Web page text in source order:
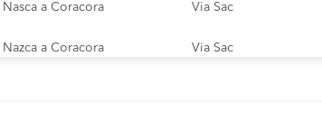
Nasca a Coracora Via Sac
Nazca a Coracora Via Sac